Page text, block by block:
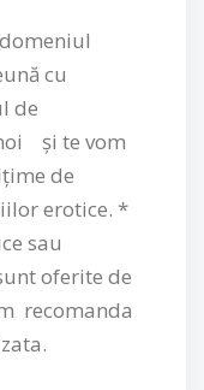
omeniul
cu
de
și te vom
de
erotice. *
sau
oferite de
recomanda